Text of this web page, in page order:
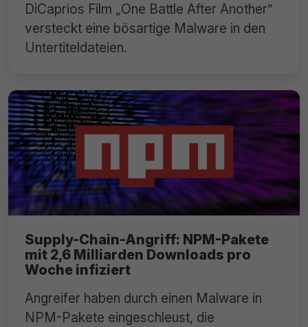
DiCaprios Film „One Battle After Another”
versteckt eine bösartige Malware in den
Untertiteldateien.
Supply-Chain-Angriff: NPM-Pakete
mit 2,6 Milliarden Downloads pro
Woche infiziert
Angreifer haben durch einen Malware in
NPM-Pakete eingeschleust, die